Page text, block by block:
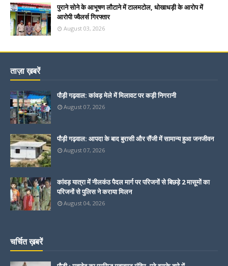
पुराने सोने के आभूषण लौटाने में टालमटोल, धोखाधड़ी के आरोप में
आरोपी ज्वैलर्स गिरफ्तार
August 03, 2026
ताज़ा ख़बरें
पौड़ी गढ़वाल: कांवड़ मेले में मिलावट पर कड़ी निगरानी
August 07, 2026
पौड़ी गढ़वाल: आपदा के बाद बुरासी और सैंजी में सामान्य हुआ जनजीवन
August 07, 2026
कांवड़ यात्रा में नीलकंठ पैदल मार्ग पर परिजनों से बिछड़े 2 मासूमों का
परिजनों से पुलिस ने कराया मिलन
August 04, 2026
चर्चित ख़बरें